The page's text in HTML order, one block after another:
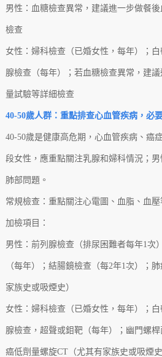
男性：血糖檢查異常，建議進一步做餐
檢查
女性：婦科檢查（已婚女性，每年）；
腺檢查（每年）；若血糖檢查異常，建
量試驗等詳細檢查
40-50歲人群：重點排查心血管疾病，必
40-50歲是健康高危期，心血管疾病、癌
段女性，應重點關注乳腺和婦科情況；
肺部問題。
常規檢查：重點關注心電圖、血脂、血壓
加檢項目：
男性：前列腺檢查（排尿困難者每年1次
（每年）；結腸鏡檢查（每2年1次）；
家族史或吸煙史）
女性：婦科檢查（已婚女性，每年）；
腺檢查，超聲或鉬靶（每年）；幽門螺
癌低劑量螺旋CT（尤其有家族史或吸煙史